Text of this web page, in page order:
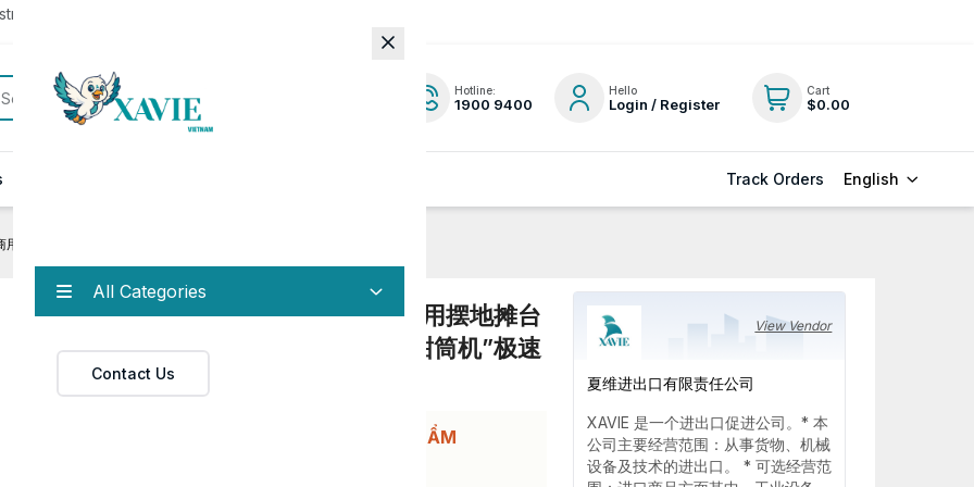
to update to the latest version.
All Categories
Contact Us
Hotline:
1900 9400
Hello
Login / Register
Cart
$0.00
Track Orders English
摆地摊台式三头雪糕机软冰激凌机商用甜筒机”极速联系
有客户需订购三台“冰淇淋机商用摆地摊台
式三头雪糕机软冰激凌机商用甜筒机”极速
联系
HỖ TRỢ ĐẶT HÀNG/BÁO GIÁ SẢN PHẨM
View Vendor
夏维进出口有限责任公司
XAVIE 是一个进出口促进公司。* 本
公司主要经营范围：从事货物、机械
设备及技术的进出口。 * 可选经营范